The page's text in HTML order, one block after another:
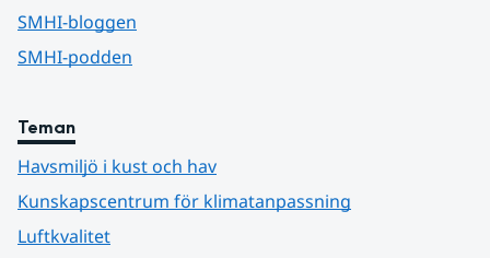
SMHI-bloggen
SMHI-podden
Teman
Havsmiljö i kust och hav
Kunskapscentrum för klimatanpassning
Luftkvalitet